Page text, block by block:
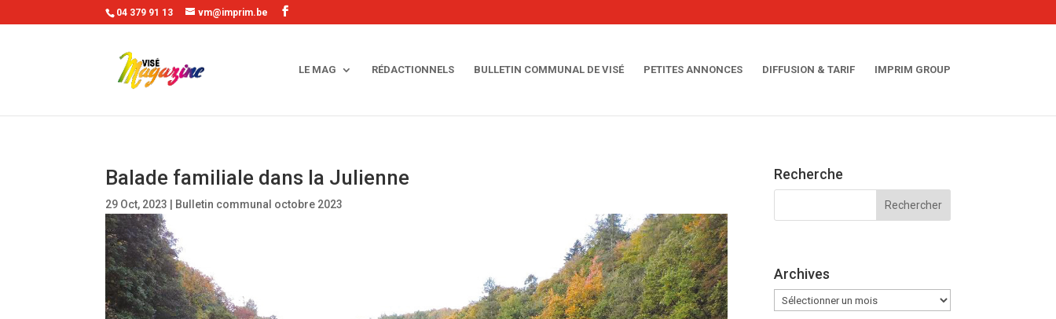
04 379 91 13 vm@imprim.be
LE MAG RÉDACTIONNELS BULLETIN COMMUNAL DE VISÉ PETITES ANNONCES DIFFUSION & TARIF IMPRIM GROUP
Balade familiale dans la Julienne
29 Oct, 2023 Bulletin communal octobre 2023
Recherche
Archives
Archives